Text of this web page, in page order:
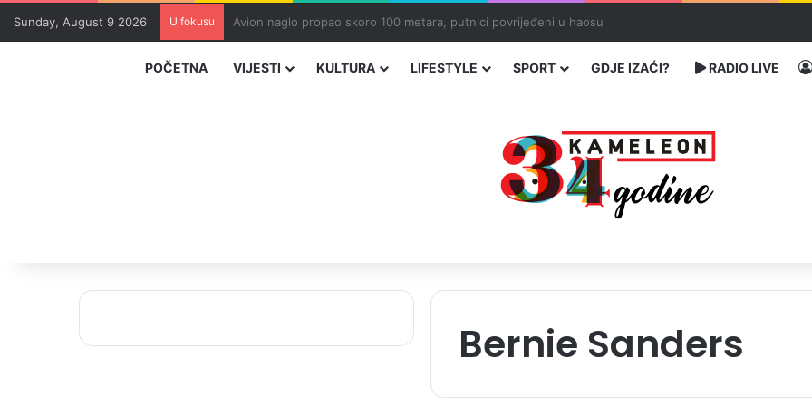
Sunday, August 9 2026 U fokusu Zvizdić, Magazinović i Kojović traže poseban status za Memorijalni centar Srebrenica
POČETNA VIJESTI KULTURA LIFESTYLE SPORT GDJE IZAĆI? RADIO LIVE
Bernie Sanders